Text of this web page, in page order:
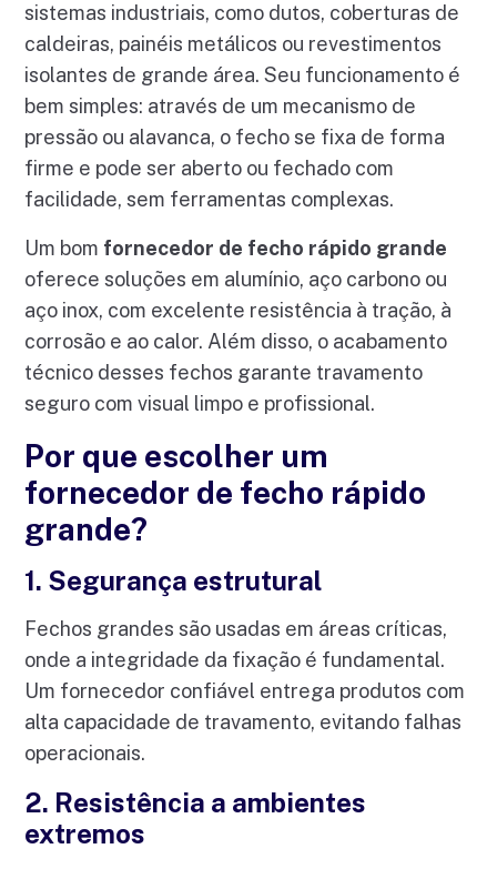
sistemas industriais, como dutos, coberturas de
caldeiras, painéis metálicos ou revestimentos
isolantes de grande área. Seu funcionamento é
bem simples: através de um mecanismo de
pressão ou alavanca, o fecho se fixa de forma
firme e pode ser aberto ou fechado com
facilidade, sem ferramentas complexas.
Um bom fornecedor de fecho rápido grande
oferece soluções em alumínio, aço carbono ou
aço inox, com excelente resistência à tração, à
corrosão e ao calor. Além disso, o acabamento
técnico desses fechos garante travamento
seguro com visual limpo e profissional.
Por que escolher um
fornecedor de fecho rápido
grande?
1. Segurança estrutural
Fechos grandes são usadas em áreas críticas,
onde a integridade da fixação é fundamental.
Um fornecedor confiável entrega produtos com
alta capacidade de travamento, evitando falhas
operacionais.
2. Resistência a ambientes
extremos